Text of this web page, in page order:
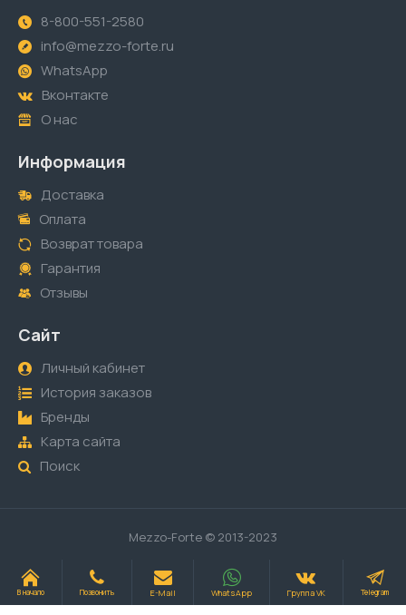
8-800-551-2580
info@mezzo-forte.ru
WhatsApp
Вконтакте
О нас
Информация
Доставка
Оплата
Возврат товара
Гарантия
Отзывы
Сайт
Личный кабинет
История заказов
Бренды
Карта сайта
Поиск
Mezzo-Forte © 2013-2023
В начало Позвонить E-Mail WhatsApp Группа VK Telegram